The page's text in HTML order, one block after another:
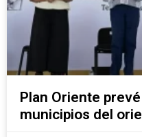
Plan Oriente
municipios del